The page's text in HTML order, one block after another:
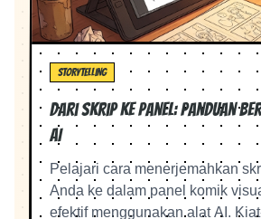
STORYTELLING
Dari Skrip ke Panel: Panduan
AI
Pelajari cara menerjemahkan
Anda ke dalam panel komik
efektif menggunakan alat AI.